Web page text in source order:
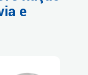
e